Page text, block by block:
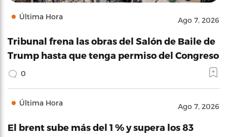
Última Hora Ago 7, 2026
Tribunal frena las obras del Salón de Baile de
Trump hasta que tenga permiso del Congreso
0
Última Hora Ago 7, 2026
El brent sube más del 1 % y supera los 83